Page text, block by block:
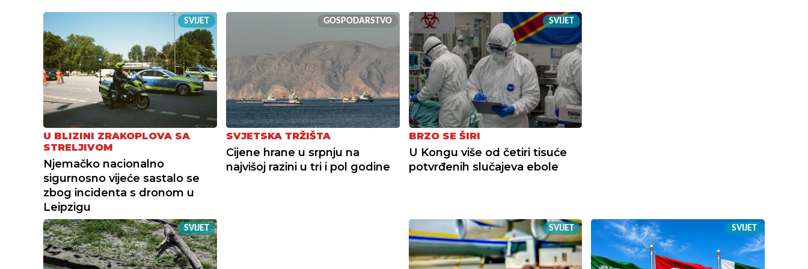
SVIJET
U BLIZINI ZRAKOPLOVA SA
STRELJIVOM
Njemačko nacionalno
sigurnosno vijeće sastalo se
zbog incidenta s dronom u
Leipzigu
GOSPODARSTVO
SVJETSKA TRŽIŠTA
Cijene hrane u srpnju na
najvišoj razini u tri i pol godine
SVIJET
BRZO SE ŠIRI
U Kongu više od četiri tisuće
potvrđenih slučajeva ebole
SVIJET SVIJET SVIJET